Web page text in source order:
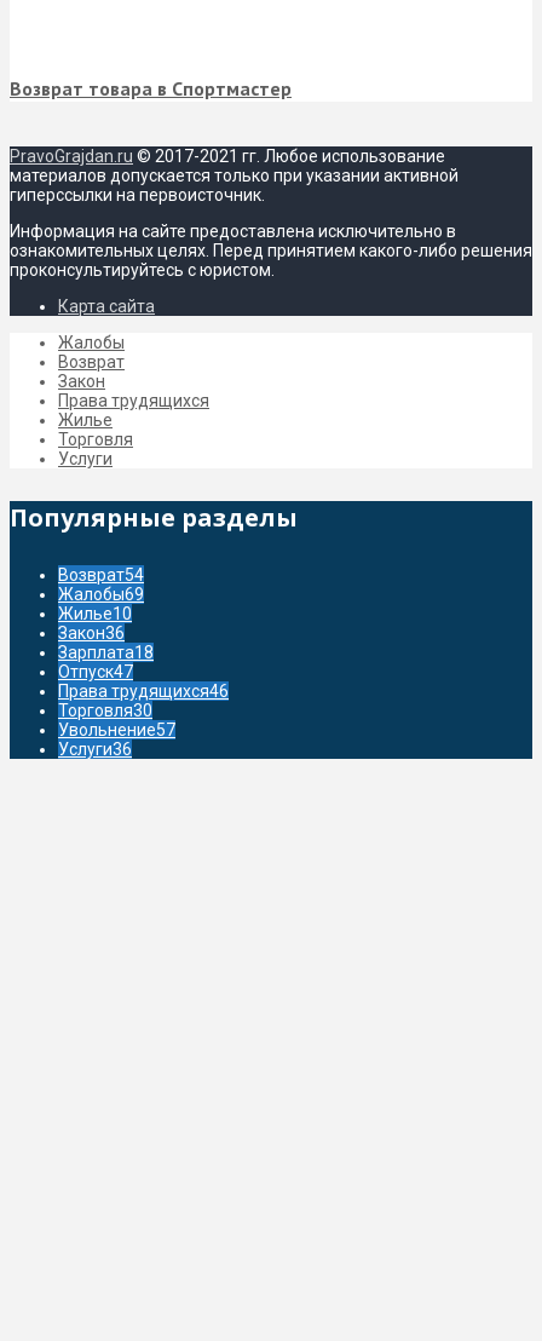
Возврат товара в Спортмастер
PravoGrajdan.ru © 2017-2021 гг. Любое использование
материалов допускается только при указании активной
гиперссылки на первоисточник.
Информация на сайте предоставлена исключительно в
ознакомительных целях. Перед принятием какого-либо решения
проконсультируйтесь с юристом.
Карта сайта
Жалобы
Возврат
Закон
Права трудящихся
Жилье
Торговля
Услуги
Популярные разделы
Возврат54
Жалобы69
Жилье10
Закон36
Зарплата18
Отпуск47
Права трудящихся46
Торговля30
Увольнение57
Услуги36